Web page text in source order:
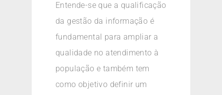
Entende-se que a qualificação
da gestão da informação é
fundamental para ampliar a
qualidade no atendimento à
população e também tem
como objetivo definir um